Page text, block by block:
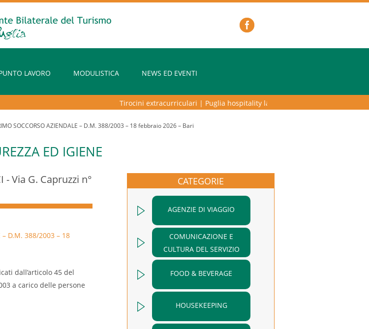
LAVORO MODULISTICA
NEWS ED EVENTI
Tirocini extracurriculari|Puglia hospitality lab – programma di alta
SOCCORSO AZIENDALE – D.M. 388/2003 – 18 febbraio 2026 – Bari
ED IGIENE
- Via G. Capruzzi n°
– D.M. 388/2003 – 18
dall’articolo 45 del
a carico delle persone
CATEGORIE
AGENZIE DI VIAGGIO
COMUNICAZIONE E
CULTURA DEL SERVIZIO
FOOD & BEVERAGE
HOUSEKEEPING